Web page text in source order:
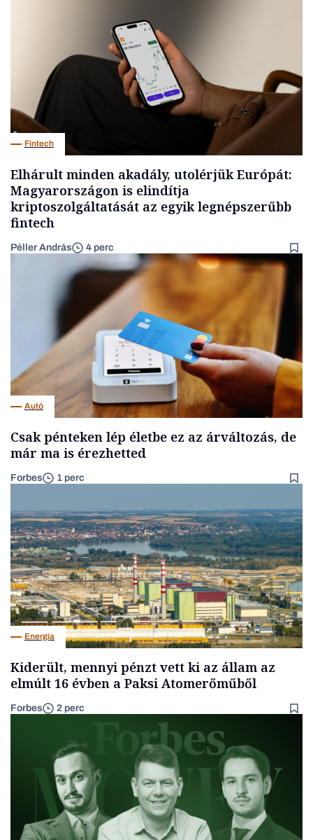
Fintech
Elhárult minden akadály, utolérjük Európát:
Magyarországon is elindítja
kriptoszolgáltatását az egyik legnépszerűbb
fintech
Péller András 4 perc
Autó
Csak pénteken lép életbe ez az árváltozás, de
már ma is érezhetted
Forbes 1 perc
Energia
Kiderült, mennyi pénzt vett ki az állam az
elmúlt 16 évben a Paksi Atomerőműből
Forbes 2 perc